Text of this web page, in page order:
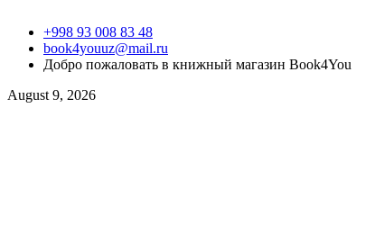
+998 93 008 83 48
book4youuz@mail.ru
Добро пожаловать в книжный магазин Book4You
August 9, 2026